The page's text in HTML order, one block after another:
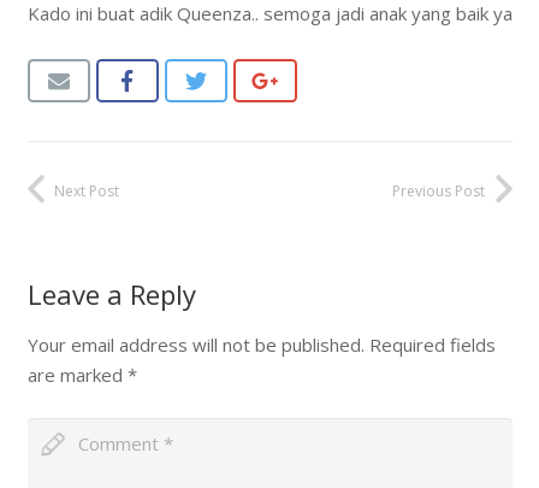
Kado ini buat adik Queenza.. semoga jadi anak yang baik ya
Previous Post
Next Post
Leave a Reply
Your email address will not be published. Required fields
are marked *